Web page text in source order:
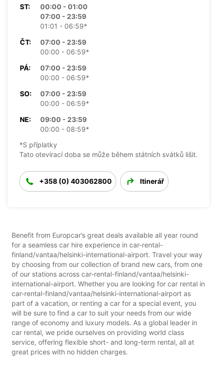
ST:
00:00 - 01:00
07:00 - 23:59
01:01 - 06:59*
ČT:
07:00 - 23:59
00:00 - 06:59*
PÁ:
07:00 - 23:59
00:00 - 06:59*
SO:
07:00 - 23:59
00:00 - 06:59*
NE:
09:00 - 23:59
00:00 - 08:59*
*S příplatky
Tato otevírací doba se může během státních svátků lišit.
+358 (0) 403062800 Itinerář
Benefit from Europcar’s great deals available all year round
for a seamless car hire experience in car-rental-
finland/vantaa/helsinki-international-airport. Travel your way
by choosing from our collection of brand new cars, from one
of our stations across car-rental-finland/vantaa/helsinki-
international-airport. Whether you are looking for car rental in
car-rental-finland/vantaa/helsinki-international-airport as
part of a vacation, or renting a car for a special event, you
will be sure to find a car to suit your needs from our wide
range of economy and luxury models. As a global leader in
car rental, we pride ourselves on providing world class
service, offering flexible short- and long-term rental, all at
great prices with no hidden charges.